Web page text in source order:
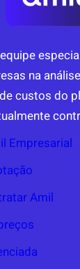
na
custos do
Empresarial
Amil